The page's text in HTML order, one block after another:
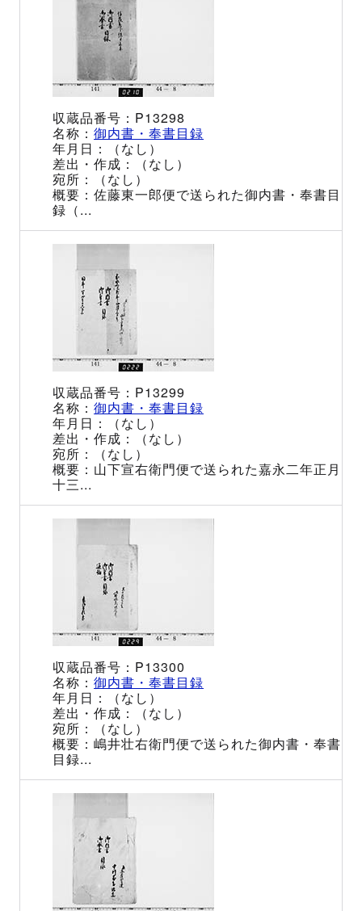
P13298
御内書・奉書目録
（なし）
（なし）
（なし）
佐藤東一郎便で送られた御内書・奉書目
録（...
P13299
御内書・奉書目録
（なし）
（なし）
（なし）
山下宣右衛門便で送られた嘉永二年正月
十三...
P13300
御内書・奉書目録
（なし）
（なし）
（なし）
嶋井壮右衛門便で送られた御内書・奉書
目録...